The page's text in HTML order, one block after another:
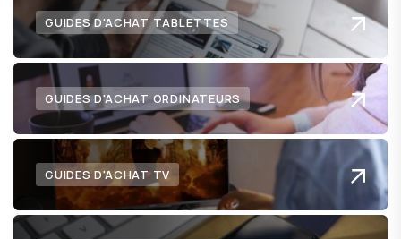
GUIDES D'ACHAT TABLETTES
GUIDES D'ACHAT ORDINATEURS
GUIDES D'ACHAT TV